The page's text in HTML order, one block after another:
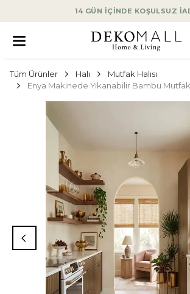
14 GÜN İÇİNDE KOŞULSUZ
Tüm Ürünler Halı
Mutfak Halısı
Enya Makinede Yıkanabilir Bambu Mutfak